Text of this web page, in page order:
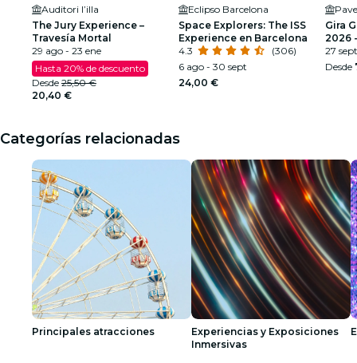
Auditori l’illa
The Jury Experience –
Travesía Mortal
29 ago - 23 ene
Hasta 20% de descuento
Desde 25,50 €
20,40 €
Eclipso Barcelona
Space Explorers: The ISS
Experience en Barcelona
4.3
(306)
6 ago - 30 sept
24,00 €
Gira
2026
27 sept
Desde
Categorías relacionadas
Principales atracciones
Experiencias y Exposiciones
Inmersivas